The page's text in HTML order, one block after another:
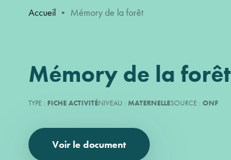
Accueil • Mémory de la forêt
Mémory de la forêt
TYPE : FICHE ACTIVITÉNIVEAU : MATERNELLESOURCE : ONF
Voir le document